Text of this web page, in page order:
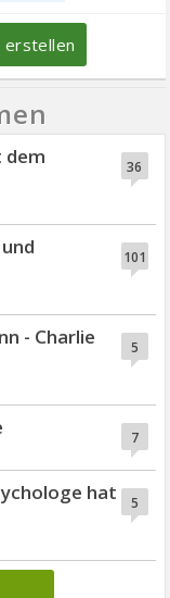
erstellen
36
dem
101
5
- Charlie
7
5
hat